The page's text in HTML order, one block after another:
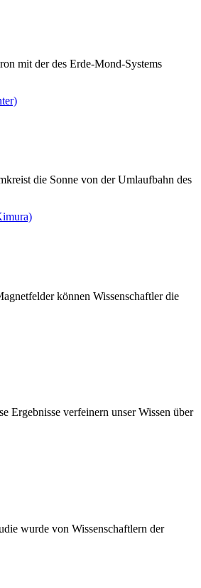
mit der des Erde-Mond-Systems
die Sonne von der Umlaufbahn des
können Wissenschaftler die
Ergebnisse verfeinern unser Wissen über
wurde von Wissenschaftlern der